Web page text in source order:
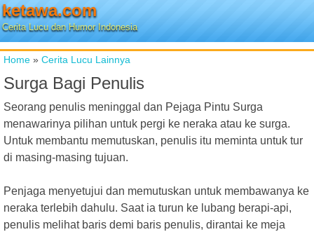
ketawa.com
Cerita Lucu dan Humor Indonesia
Home » Cerita Lucu Lainnya
Surga Bagi Penulis
Seorang penulis meninggal dan Pejaga Pintu Surga
menawarinya pilihan untuk pergi ke neraka atau ke surga.
Untuk membantu memutuskan, penulis itu meminta untuk tur
di masing-masing tujuan.
Penjaga menyetujui dan memutuskan untuk membawanya ke
neraka terlebih dahulu. Saat ia turun ke lubang berapi-api,
penulis melihat baris demi baris penulis, dirantai ke meja